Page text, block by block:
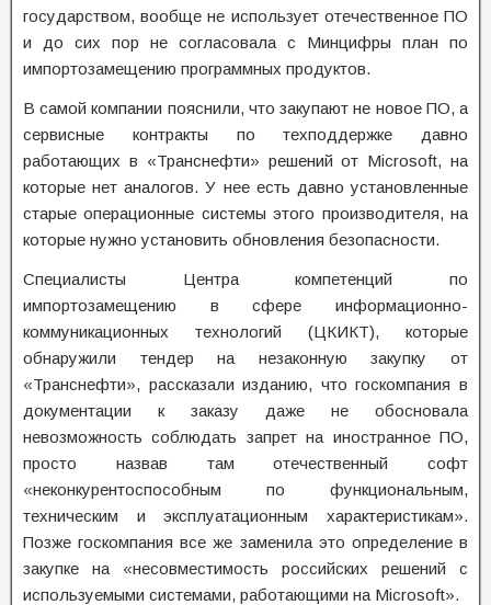
государством, вообще не использует отечественное ПО
и до сих пор не согласовала с Минцифры план по
импортозамещению программных продуктов.
В самой компании пояснили, что закупают не новое ПО, а
сервисные контракты по техподдержке давно
работающих в «Транснефти» решений от Microsoft, на
которые нет аналогов. У нее есть давно установленные
старые операционные системы этого производителя, на
которые нужно установить обновления безопасности.
Специалисты Центра компетенций по
импортозамещению в сфере информационно-
коммуникационных технологий (ЦКИКТ), которые
обнаружили тендер на незаконную закупку от
«Транснефти», рассказали изданию, что госкомпания в
документации к заказу даже не обосновала
невозможность соблюдать запрет на иностранное ПО,
просто назвав там отечественный софт
«неконкурентоспособным по функциональным,
техническим и эксплуатационным характеристикам».
Позже госкомпания все же заменила это определение в
закупке на «несовместимость российских решений с
используемыми системами, работающими на Microsoft».